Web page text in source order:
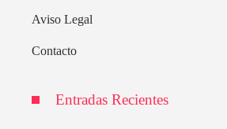
Aviso Legal
Contacto
Entradas Recientes